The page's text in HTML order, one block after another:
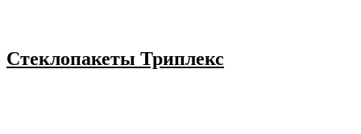
Стеклопакеты Триплекс